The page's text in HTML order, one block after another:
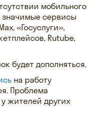
мобильного
значимые сервисы
«Госуслуги»,
Rutube,
будет дополняться.
на работу
Проблема
жителей других